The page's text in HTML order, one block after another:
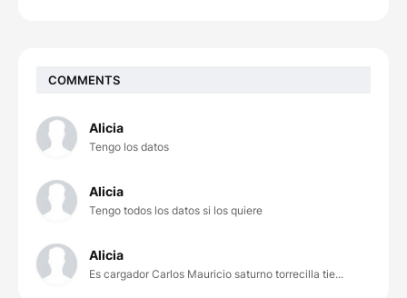
COMMENTS
Alicia
Tengo los datos
Alicia
Tengo todos los datos si los quiere
Alicia
Es cargador Carlos Mauricio saturno torrecilla tie...